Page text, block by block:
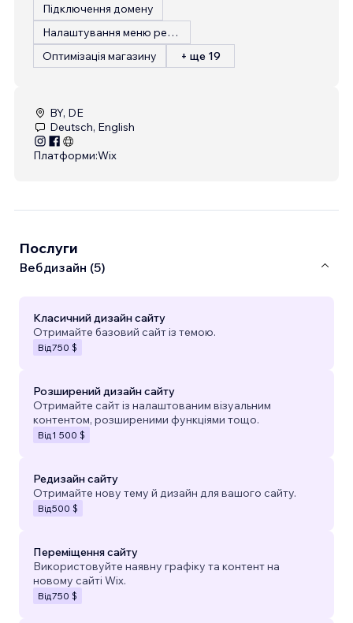
Підключення домену
Налаштування меню ресторану
Оптимізація магазину
+ ще 19
BY, DE
Deutsch, English
Платформи:Wix
Послуги
Вебдизайн (5)
Класичний дизайн сайту
Отримайте базовий сайт із темою.
Від750 $
Розширений дизайн сайту
Отримайте сайт із налаштованим візуальним
контентом, розширеними функціями тощо.
Від 1 500 $
Редизайн сайту
Отримайте нову тему й дизайн для вашого сайту.
Від500 $
Переміщення сайту
Використовуйте наявну графіку та контент на
новому сайті Wix.
Від750 $